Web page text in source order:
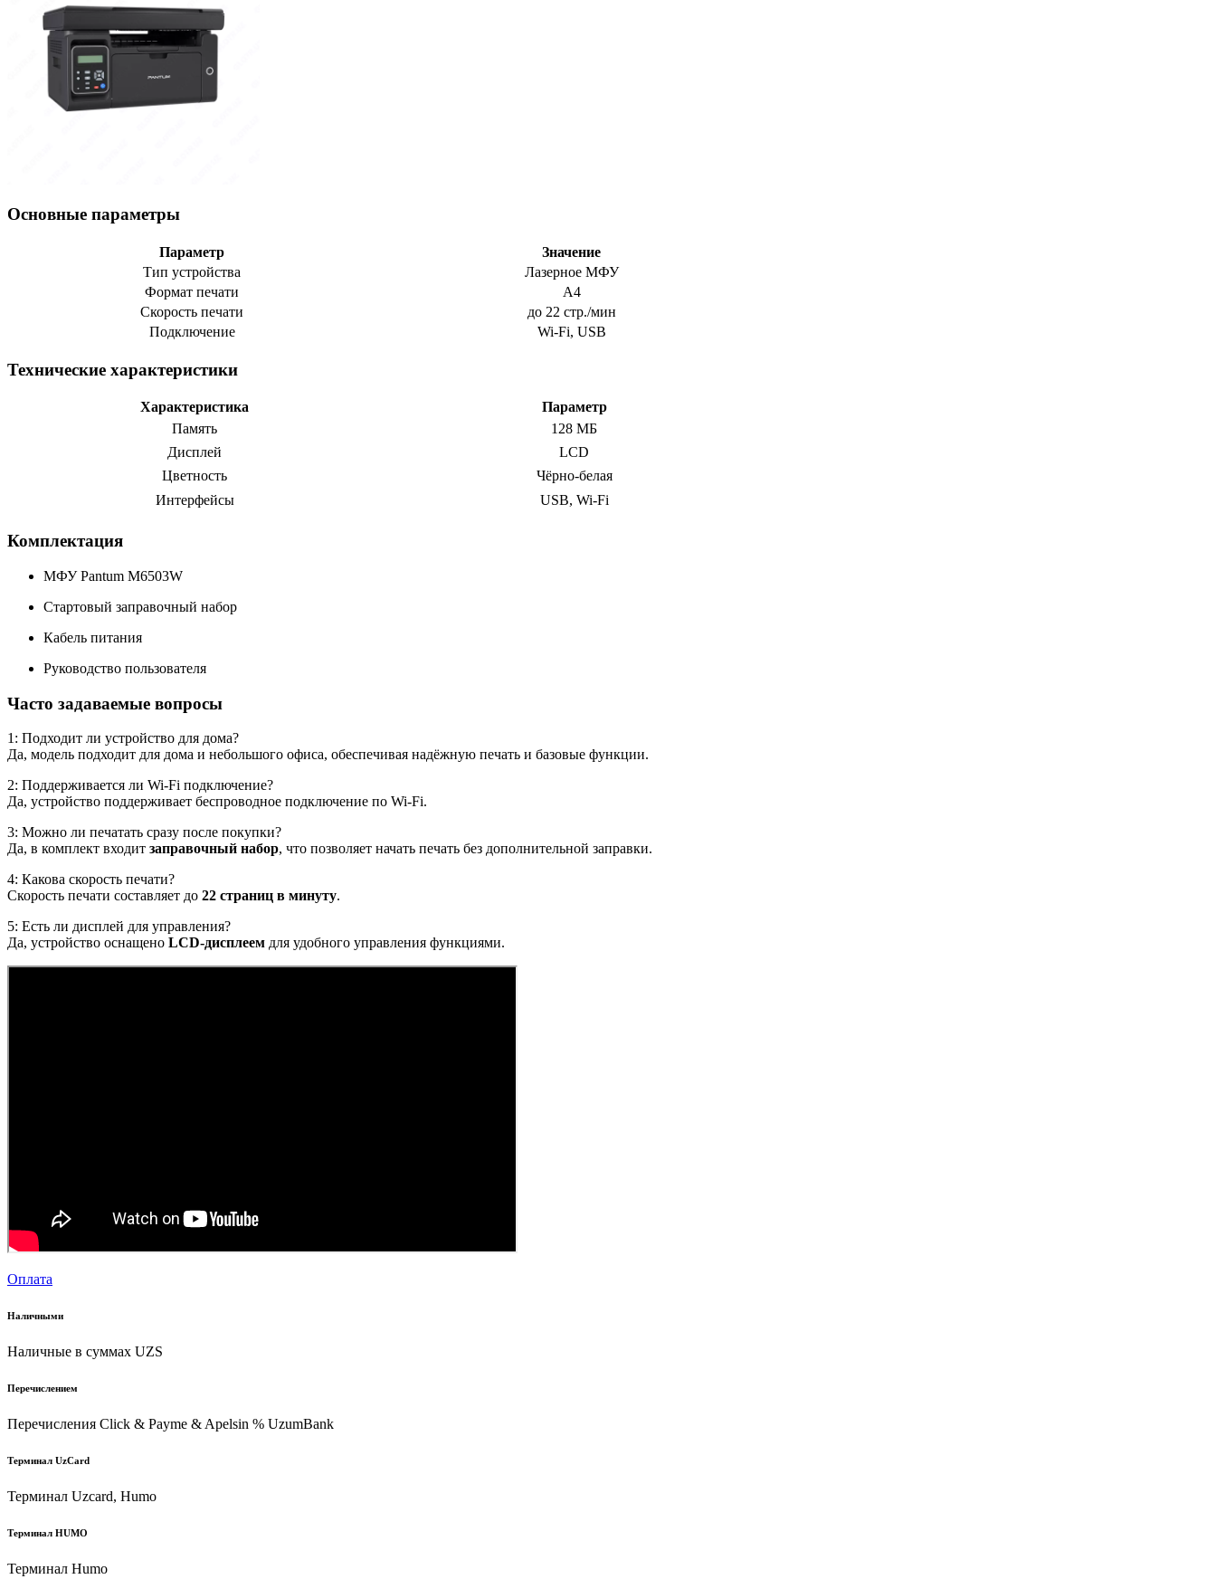
Основные параметры
Параметр
Значение
Тип устройства
Лазерное МФУ
Формат печати
A4
Скорость печати
до 22 стр./мин
Подключение
Wi-Fi, USB
Технические характеристики
Характеристика
Параметр
Память
128 МБ
Дисплей
LCD
Цветность
Чёрно-белая
Интерфейсы
USB, Wi-Fi
Комплектация
МФУ Pantum M6503W
Стартовый заправочный набор
Кабель питания
Руководство пользователя
Часто задаваемые вопросы
1: Подходит ли устройство для дома?
Да, модель подходит для дома и небольшого офиса, обеспечивая надёжную печать и базовые функции.
2: Поддерживается ли Wi-Fi подключение?
Да, устройство поддерживает беспроводное подключение по Wi-Fi.
3: Можно ли печатать сразу после покупки?
Да, в комплект входит заправочный набор, что позволяет начать печать без дополнительной заправки.
4: Какова скорость печати?
Скорость печати составляет до 22 страниц в минуту.
5: Есть ли дисплей для управления?
Да, устройство оснащено LCD-дисплеем для удобного управления функциями.
Оплата
Наличными
Наличные в суммах UZS
Перечислением
Перечисления Click & Payme & Apelsin % UzumBank
Терминал UzCard
Терминал Uzcard, Humo
Терминал HUMO
Терминал Humo